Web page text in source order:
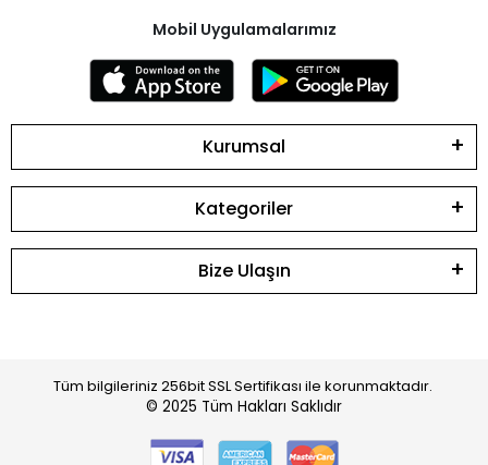
Mobil Uygulamalarımız
Kurumsal
Kategoriler
Bize Ulaşın
Tüm bilgileriniz 256bit SSL Sertifikası ile korunmaktadır.
© 2025 Tüm Hakları Saklıdır